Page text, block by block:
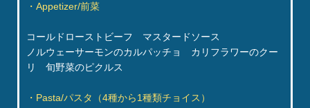
・Appetizer/前菜
コールドローストビーフ マスタードソース
ノルウェーサーモンのカルパッチョ カリフラワーのクー
リ 旬野菜のピクルス
・Pasta/パスタ（4種から1種類チョイス）